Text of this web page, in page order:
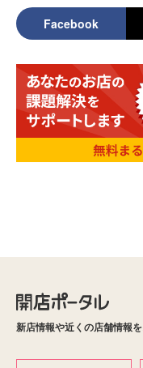
Facebook
新店情報や近くの店舗情報